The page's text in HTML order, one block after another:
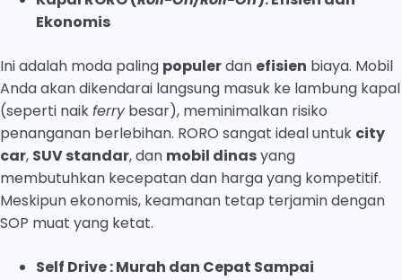
Ekonomis
Ini adalah moda paling populerdan efisien biaya. Mobil
Anda akan dikendarai langsung masuk ke lambung kapal
(seperti naikferrybesar), meminimalkan risiko
penanganan berlebihan. RORO sangat ideal untuk city
car, SUV standar, dan mobil dinasyang
membutuhkan kecepatan dan harga yang kompetitif.
Meskipun ekonomis, keamanan tetap terjamin dengan
SOP muat yang ketat.
Self Drive: Murah dan Cepat Sampai